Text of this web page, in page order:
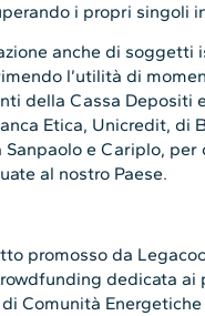
i propri singoli
anche di soggetti
l’utilità di
della Cassa Depositi
Etica, Unicredit, di
e Cariplo, per
al nostro Paese.
promosso da
dedicata
Comunità Energetiche